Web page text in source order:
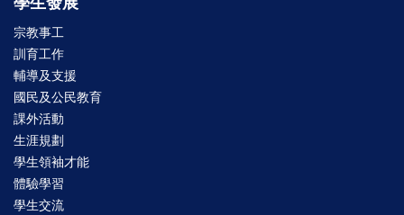
宗教事工
訓育工作
輔導及支援
國民及公民教育
課外活動
生涯規劃
學生領袖才能
體驗學習
學生交流